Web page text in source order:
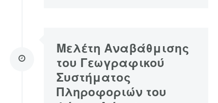
Μελέτη Αναβάθμισης
του Γεωγραφικού
Συστήματος
Πληροφοριών του